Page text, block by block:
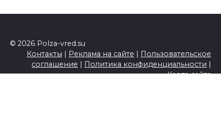
© 2026 Polza-vred.su
Контакты | Реклама на сайте | Пользовательское
соглашение | Политика конфиденциальности |
Карта сайта